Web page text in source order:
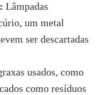
Lâmpadas
um metal
ser descartadas
usados, como
como resíduos